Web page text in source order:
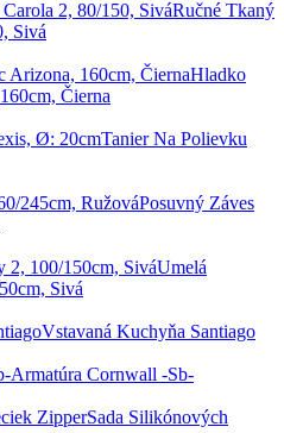
Ručné Tkaný
Sivá
Hladko
Čierna
Tanier Na Polievku
Posuvný Záves
Umelá
Sivá
Vstavaná Kuchyňa Santiago
Armatúra Cornwall -Sb-
Sada Silikónových